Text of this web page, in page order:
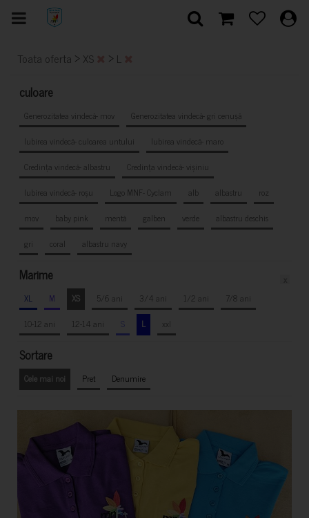
Toata oferta > XS > L
culoare
Generozitatea vindecă- mov
Generozitatea vindecă- gri cenușă
Iubirea vindecă- culoarea untului
Iubirea vindecă- maro
Credința vindecă- albastru
Credința vindecă- vișiniu
Iubirea vindecă- roșu
Logo MNF- Cyclam alb albastru
roz
mov
baby pink mentă galben verde
albastru deschis
gri
coral albastru navy
Marime
XL M XS 5/6 ani 3/4 ani 1/2 ani
7/8 ani
10-12 ani
12-14 ani S L xxl
Sortare
Cele mai noi Pret Denumire